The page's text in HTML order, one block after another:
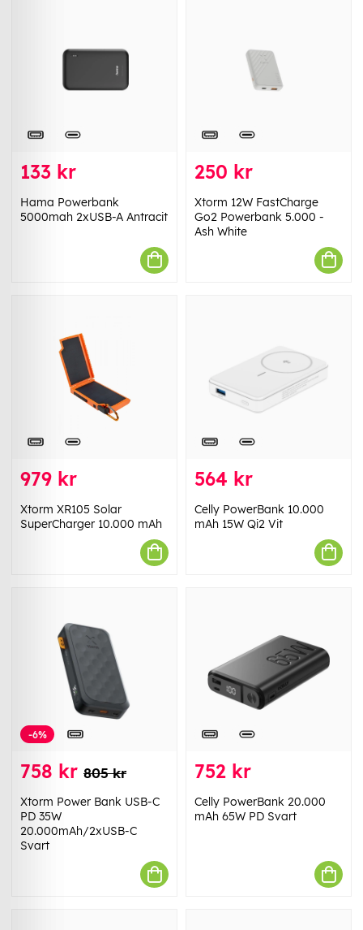
133 kr
Hama Powerbank
5000mah 2xUSB-A Antracit
250 kr
Xtorm 12W FastCharge
Go2 Powerbank 5.000 -
Ash White
979 kr
Xtorm XR105 Solar
SuperCharger 10.000 mAh
564 kr
Celly PowerBank 10.000
mAh 15W Qi2 Vit
-6%
758 kr 805 kr
Xtorm Power Bank USB-C
PD 35W
20.000mAh/2xUSB-C
Svart
752 kr
Celly PowerBank 20.000
mAh 65W PD Svart